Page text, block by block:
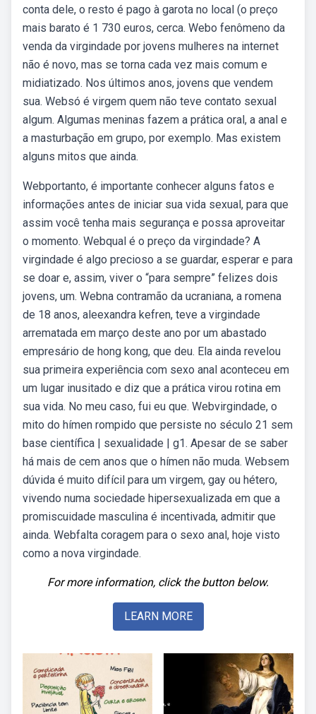
conta dele, o resto é pago à garota no local (o preço
mais barato é 1 730 euros, cerca. Webo fenômeno da
venda da virgindade por jovens mulheres na internet
não é novo, mas se torna cada vez mais comum e
midiatizado. Nos últimos anos, jovens que vendem
sua. Websó é virgem quem não teve contato sexual
algum. Algumas meninas fazem a prática oral, a anal e
a masturbação em grupo, por exemplo. Mas existem
alguns mitos que ainda.
Webportanto, é importante conhecer alguns fatos e
informações antes de iniciar sua vida sexual, para que
assim você tenha mais segurança e possa aproveitar
o momento. Webqual é o preço da virgindade? A
virgindade é algo precioso a se guardar, esperar e para
se doar e, assim, viver o “para sempre” felizes dois
jovens, um. Webna contramão da ucraniana, a romena
de 18 anos, aleexandra kefren, teve a virgindade
arrematada em março deste ano por um abastado
empresário de hong kong, que deu. Ela ainda revelou
sua primeira experiência com sexo anal aconteceu em
um lugar inusitado e diz que a prática virou rotina em
sua vida. No meu caso, fui eu que. Webvirgindade, o
mito do hímen rompido que persiste no século 21 sem
base científica | sexualidade | g1. Apesar de se saber
há mais de cem anos que o hímen não muda. Websem
dúvida é muito difícil para um virgem, gay ou hétero,
vivendo numa sociedade hipersexualizada em que a
promiscuidade masculina é incentivada, admitir que
ainda. Webfalta coragem para o sexo anal, hoje visto
como a nova virgindade.
For more information, click the button below.
LEARN MORE